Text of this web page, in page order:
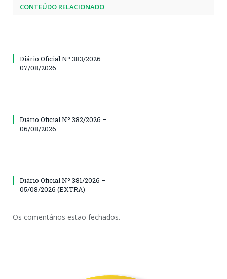
CONTEÚDO RELACIONADO
Diário Oficial Nº 383/2026 –
07/08/2026
Diário Oficial Nº 382/2026 –
06/08/2026
Diário Oficial Nº 381/2026 –
05/08/2026 (EXTRA)
Os comentários estão fechados.